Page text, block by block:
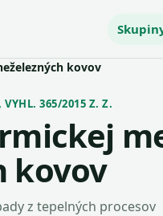
kovov
VYHL. 365/2015 Z. Z.
kovov
z tepelných procesov